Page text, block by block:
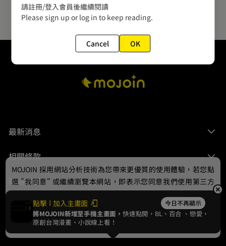
最新消息
相關條款
聯絡我們
© 2024 gamania Digital Entertainment Co., Ltd.
點擊 加入主畫面 今日不再顯示
將MOJOIN新增至手機主畫面，快速點開，BL、 百合 、戀愛，
原創台灣漫畫、小說線上看！
MOJOIN 採用網站分析技術為您帶來更優質的使用體驗，若您點
選 "我同意" 或繼續瀏覽本網站，即表示您同意我們使用第三方
Cookie，欲瞭解更多資訊請見隱私權政策。
我同意
請註冊/登入會員後繼續閱讀
Please sign up or log in to keep reading.
Cancel OK